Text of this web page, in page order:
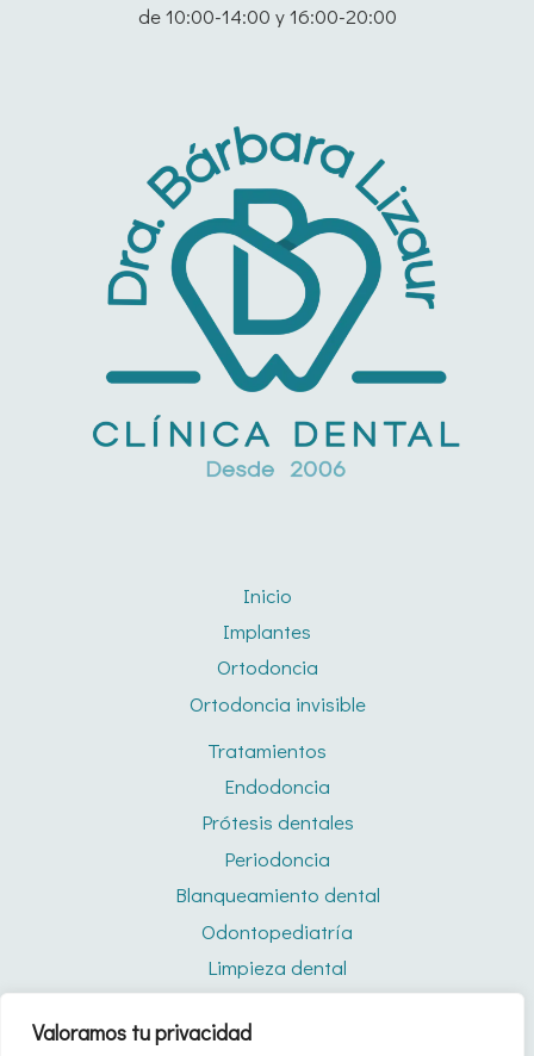
Valoramos tu privacidad
de 10:00-14:00 y 16:00-20:00
Inicio
Implantes
Ortodoncia
Ortodoncia invisible
Tratamientos
Endodoncia
Prótesis dentales
Periodoncia
Blanqueamiento dental
Odontopediatría
Limpieza dental
Quiénes somos